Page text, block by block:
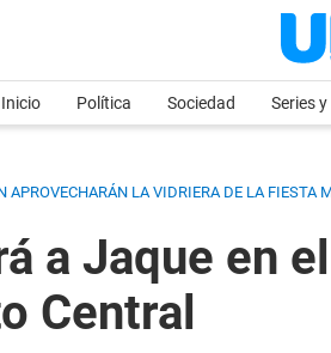
Inicio Política Sociedad Series
LA VIDRIERA DE LA
a Jaque en
Central